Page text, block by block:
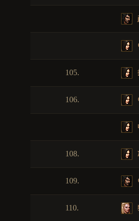
105.
106.
108.
109.
110.